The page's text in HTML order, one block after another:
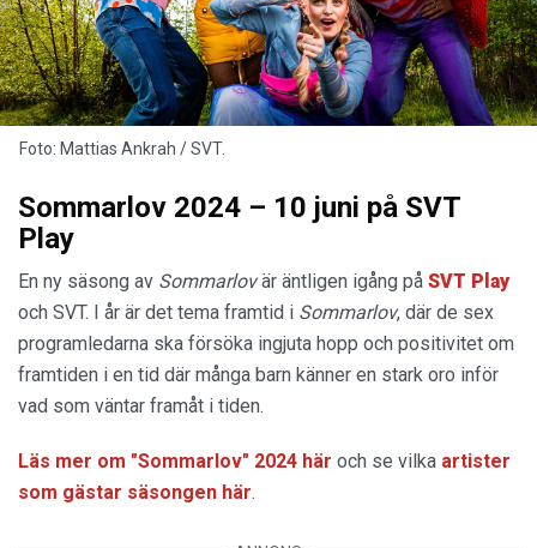
Foto: Mattias Ankrah / SVT.
Sommarlov 2024 – 10 juni på SVT
Play
En ny säsong av Sommarlovär äntligen igång på SVT Play
och SVT. I år är det tema framtid i Sommarlov, där de sex
programledarna ska försöka ingjuta hopp och positivitet om
framtiden i en tid där många barn känner en stark oro inför
vad som väntar framåt i tiden.
Läs mer om "Sommarlov" 2024 här och se vilka artister
som gästar säsongen här.